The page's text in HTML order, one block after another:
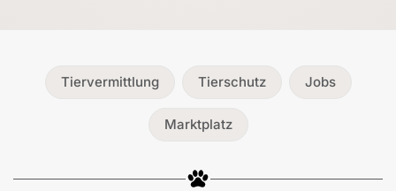
Tiervermittlung Tierschutz Jobs
Marktplatz